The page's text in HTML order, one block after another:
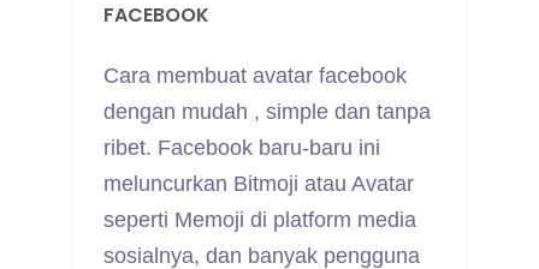
FACEBOOK
Cara membuat avatar facebook
dengan mudah , simple dan tanpa
ribet. Facebook baru-baru ini
meluncurkan Bitmoji atau Avatar
seperti Memoji di platform media
sosialnya, dan banyak pengguna